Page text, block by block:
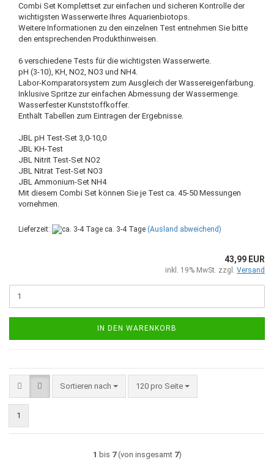
Combi Set Komplettset zur einfachen und sicheren Kontrolle der
wichtigsten Wasserwerte Ihres Aquarienbiotops.
Weitere Informationen zu den einzelnen Test entnehmen Sie bitte
den entsprechenden Produkthinweisen.
6 verschiedene Tests für die wichtigsten Wasserwerte.
pH (3-10), KH, NO2, NO3 und NH4.
Labor-Komparatorsystem zum Ausgleich der Wassereigenfärbung.
Inklusive Spritze zur einfachen Abmessung der Wassermenge.
Wasserfester Kunststoffkoffer.
Enthält Tabellen zum Eintragen der Ergebnisse.
JBL pH Test-Set 3,0-10,0
JBL KH-Test
JBL Nitrit Test-Set NO2
JBL Nitrat Test-Set NO3
JBL Ammonium-Set NH4
Mit diesem Combi Set können Sie je Test ca. 45-50 Messungen
vornehmen.
Lieferzeit: ca. 3-4 Tage (Ausland abweichend)
43,99 EUR
inkl. 19% MwSt. zzgl. Versand
IN DEN WARENKORB
Sortieren nach
Sortieren nach 120 pro Seite
pro Seite
1
1 bis 7(von insgesamt 7)